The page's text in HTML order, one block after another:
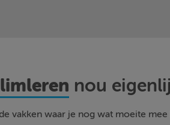
nou
vakken waar je nog wat moeite